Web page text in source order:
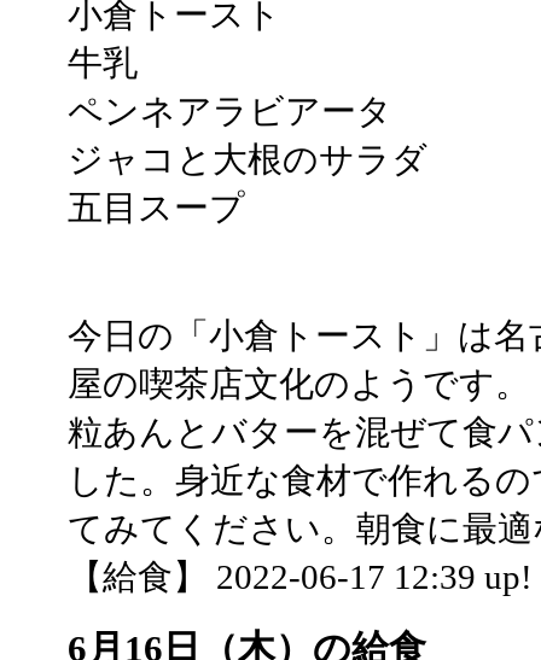
小倉トースト
牛乳
ペンネアラビアータ
ジャコと大根のサラダ
五目スープ
今日の「小倉トースト」は
屋の喫茶店文化のようです。
粒あんとバターを混ぜて食
した。身近な食材で作れる
てみてください。朝食に最
【給食】 2022-06-17 12:39 up!
6月16日（木）の給食